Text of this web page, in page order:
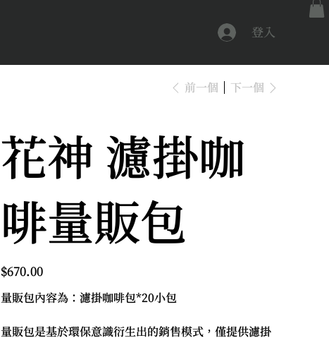
登入
前一個 下一個
花神 濾掛咖
啡量販包
價
格
$670.00
量販包內容為：濾掛咖啡包*20小包
量販包是基於環保意識衍生出的銷售模式，僅提供濾掛